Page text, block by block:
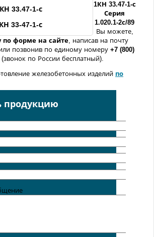
33.47-1-с
КН 33-47-1-с
1КН 33.47-1-с
Серия
1.020.1-2с/89
Вы можете,
по форме на сайте, написав на почту
позвонив по единому номеру +7 (800)
(звонок по России бесплатный).
железобетонных изделий по
вСанкт-Петербурге
/ кг
продукцию